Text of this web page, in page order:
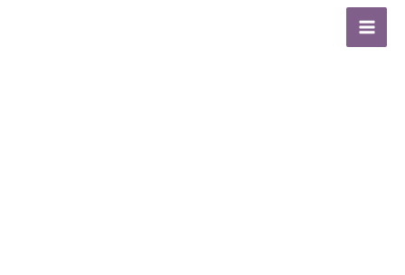
Main